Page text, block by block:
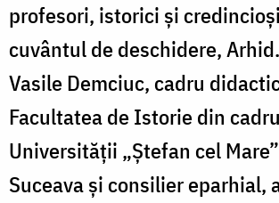
profesori, istorici și
cuvântul de deschidere,
Vasile Demciuc, cadru
Facultatea de Istorie din
Universității „Ștefan cel
Suceava și consilier eparhial,